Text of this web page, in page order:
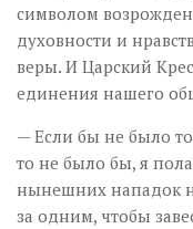
символом
духовности и
веры. И Царский
единения нашего
— Если бы не было
то не было бы, я
нынешних нападок
за одним, чтобы